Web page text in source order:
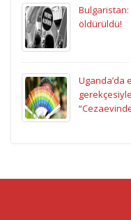
öldürüldü!
Uganda’da